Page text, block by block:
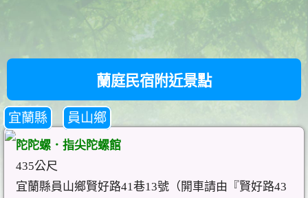
蘭庭民宿附近景點
宜蘭縣 員山鄉
陀陀螺．指尖陀螺館
435公尺
宜蘭縣員山鄉賢好路41巷13號（開車請由『賢好路43